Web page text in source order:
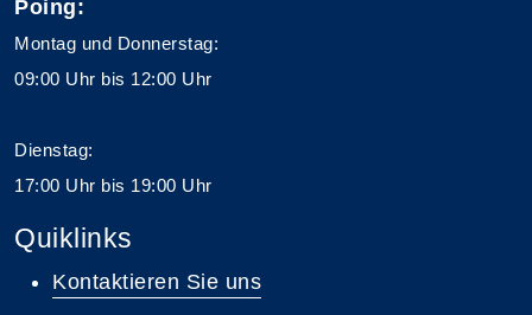
Poing:
Montag und Donnerstag:
09:00 Uhr bis 12:00 Uhr
Dienstag:
17:00 Uhr bis 19:00 Uhr
Quiklinks
Kontaktieren Sie uns